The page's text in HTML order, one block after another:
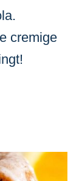
cremige